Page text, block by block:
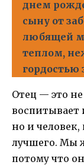
днем
сыну от
любящей
теплом,
гордостью
Отец — это
воспитывает
но и человек,
лучшего. Мы
потому что